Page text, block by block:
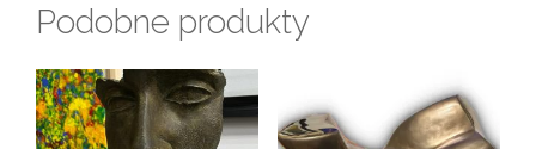
Podobne produkty